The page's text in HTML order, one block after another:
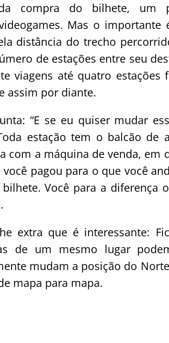
compra do bilhete, um
Mas o
distância do trecho
de estações entre seu
viagens até quatro
assim por diante.
“E se eu quiser mudar
estação tem o balcão de
com a máquina de venda, em
pagou para o que você
Você para a diferença
extra que é interessante:
de um mesmo lugar
mudam a posição do
mapa para mapa.